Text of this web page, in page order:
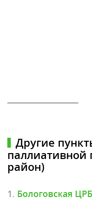
Другие
паллиативной
район)
1. Бологовская ЦРБ